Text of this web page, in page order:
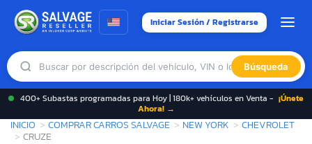
Iniciar Sesión / Registrarse
Búsqueda
400+ Subastas programadas para Hoy | 180k+ vehículos en Venta - ¡Únete
Ahora! →
INICIO COMPRAR CARROS SALVAGE NEW YORK
CHEVROLET
CRUZE